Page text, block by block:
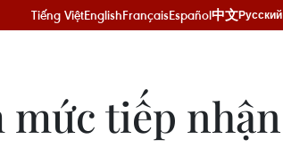
Tiếng ViệtEnglishFrançaisEspañol中文Русский
mức tiếp nhận